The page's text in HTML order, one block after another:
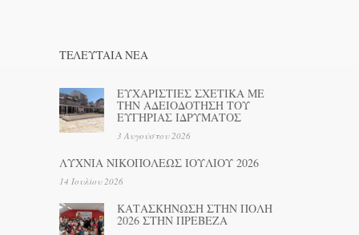
ΤΕΛΕΥΤΑΊΑ ΝΕΑ
ΕΥΧΑΡΙΣΤΙΕΣ ΣΧΕΤΙΚΑ ΜΕ
ΤΗΝ ΑΔΕΙΟΔΟΤΗΣΗ ΤΟΥ
ΕΥΓΗΡΙΑΣ ΙΔΡΥΜΑΤΟΣ
3 Αυγούστου 2026
ΛΥΧΝΙΑ ΝΙΚΟΠΟΛΕΩΣ ΙΟΥΛΙΟΥ 2026
14 Ιουλίου 2026
ΚΑΤΑΣΚΗΝΩΣΗ ΣΤΗΝ ΠΟΛΗ
2026 ΣΤΗΝ ΠΡΕΒΕΖΑ